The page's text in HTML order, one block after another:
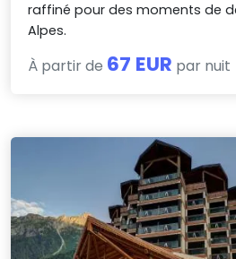
raffiné pour des moments de
Alpes.
À partir de 67 EUR par nuit